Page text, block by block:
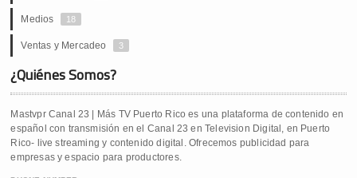
Medios 18
Ventas y Mercadeo 3
¿Quiénes Somos?
Mastvpr Canal 23 | Más TV Puerto Rico es una plataforma de contenido en
español con transmisión en el Canal 23 en Television Digital, en Puerto
Rico- live streaming y contenido digital. Ofrecemos publicidad para
empresas y espacio para productores.